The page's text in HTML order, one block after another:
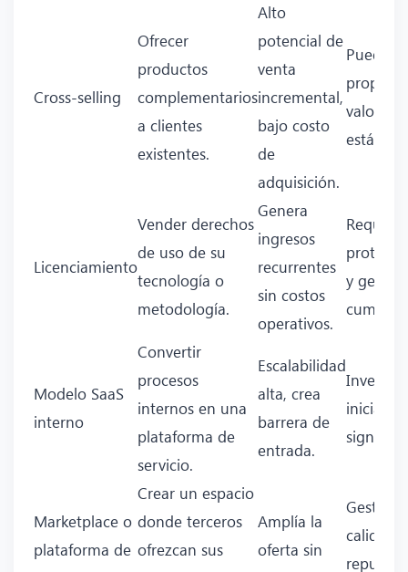
Cross‑selling
Ofrecer
productos
complementarios
a clientes
existentes.
Alto
potencial de
venta
incremental,
bajo costo
de
adquisición.
Puede
valor si
está
Licenciamiento
Vender derechos
de uso de su
tecnología o
metodología.
Genera
ingresos
recurrentes
sin costos
operativos.
Requiere
y
Modelo SaaS
interno
Convertir
procesos
internos en una
plataforma de
servicio.
Escalabilidad
alta, crea
barrera de
entrada.
Inversión
inicial
Marketplace o
plataforma de
Crear un espacio
donde terceros
ofrezcan sus
Amplía la
oferta sin
Gestión
calidad y